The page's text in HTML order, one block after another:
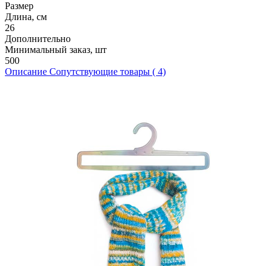
Размер
Длина, см
26
Дополнительно
Минимальный заказ, шт
500
Описание Сопутствующие товары ( 4)